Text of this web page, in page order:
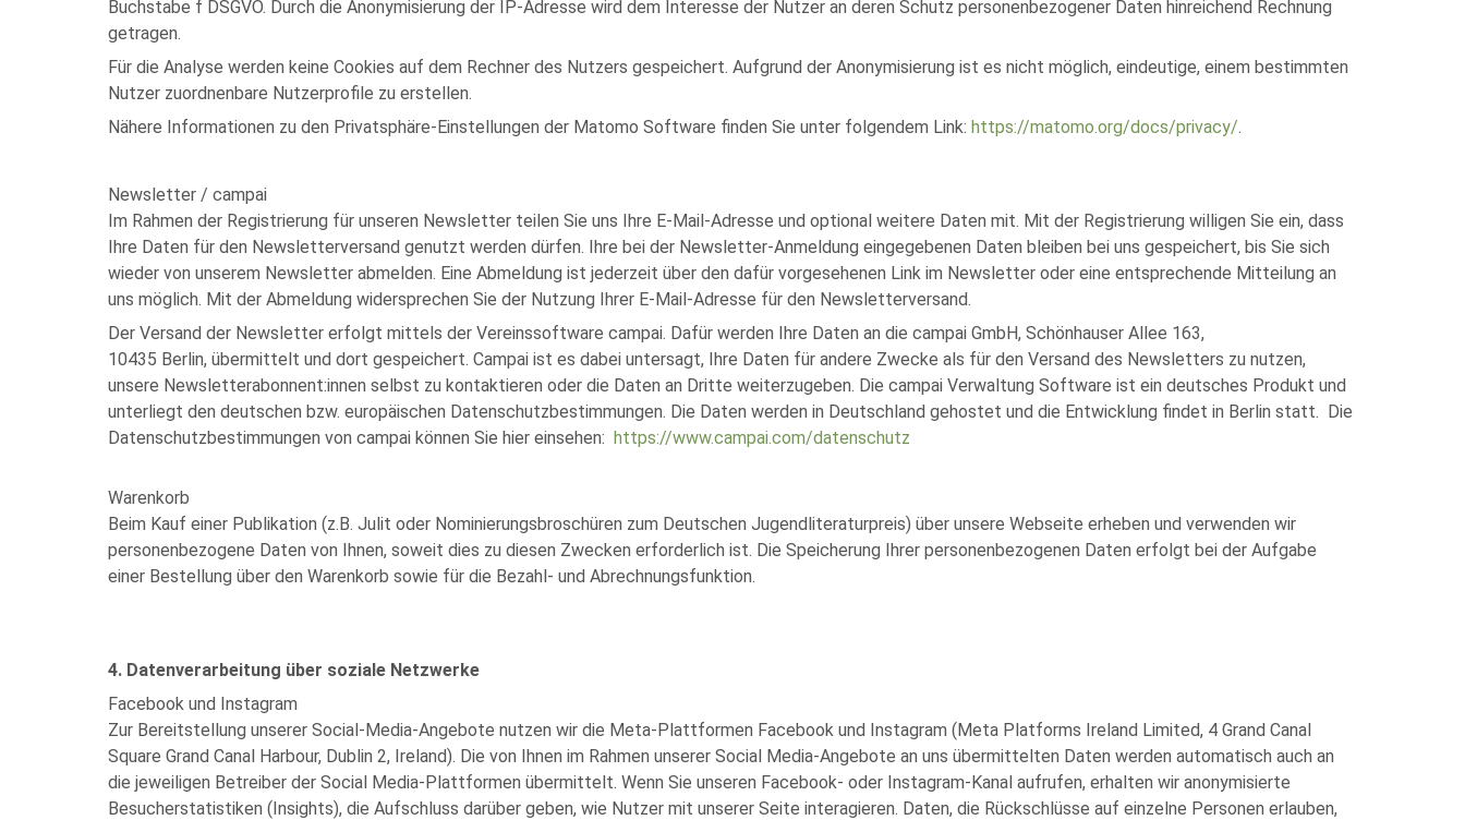
Buchstabe f DSGVO. Durch die Anonymisierung der IP-Adresse wird dem Interesse der Nutzer an deren Schutz personenbezogener Daten hinreichend Rechnung
getragen.
Für die Analyse werden keine Cookies auf dem Rechner des Nutzers gespeichert. Aufgrund der Anonymisierung ist es nicht möglich, eindeutige, einem bestimmten
Nutzer zuordnenbare Nutzerprofile zu erstellen.
Nähere Informationen zu den Privatsphäre-Einstellungen der Matomo Software finden Sie unter folgendem Link: https://matomo.org/docs/privacy/.
Newsletter / campai
Im Rahmen der Registrierung für unseren Newsletter teilen Sie uns Ihre E-Mail-Adresse und optional weitere Daten mit. Mit der Registrierung willigen Sie ein, dass
Ihre Daten für den Newsletterversand genutzt werden dürfen. Ihre bei der Newsletter-Anmeldung eingegebenen Daten bleiben bei uns gespeichert, bis Sie sich
wieder von unserem Newsletter abmelden. Eine Abmeldung ist jederzeit über den dafür vorgesehenen Link im Newsletter oder eine entsprechende Mitteilung an
uns möglich. Mit der Abmeldung widersprechen Sie der Nutzung Ihrer E-Mail-Adresse für den Newsletterversand.
Der Versand der Newsletter erfolgt mittels der Vereinssoftware campai. Dafür werden Ihre Daten an die campai GmbH, Schönhauser Allee 163,
10435 Berlin, übermittelt und dort gespeichert. Campai ist es dabei untersagt, Ihre Daten für andere Zwecke als für den Versand des Newsletters zu nutzen,
unsere Newsletterabonnent:innen selbst zu kontaktieren oder die Daten an Dritte weiterzugeben. Die campai Verwaltung Software ist ein deutsches Produkt und
unterliegt den deutschen bzw. europäischen Datenschutzbestimmungen. Die Daten werden in Deutschland gehostet und die Entwicklung findet in Berlin statt. Die
Datenschutzbestimmungen von campai können Sie hier einsehen: https://www.campai.com/datenschutz
Warenkorb
Beim Kauf einer Publikation (z.B. Julit oder Nominierungsbroschüren zum Deutschen Jugendliteraturpreis) über unsere Webseite erheben und verwenden wir
personenbezogene Daten von Ihnen, soweit dies zu diesen Zwecken erforderlich ist. Die Speicherung Ihrer personenbezogenen Daten erfolgt bei der Aufgabe
einer Bestellung über den Warenkorb sowie für die Bezahl- und Abrechnungsfunktion.
4. Datenverarbeitung über soziale Netzwerke
Facebook und Instagram
Zur Bereitstellung unserer Social-Media-Angebote nutzen wir die Meta-Plattformen Facebook und Instagram (Meta Platforms Ireland Limited, 4 Grand Canal
Square Grand Canal Harbour, Dublin 2, Ireland). Die von Ihnen im Rahmen unserer Social Media-Angebote an uns übermittelten Daten werden automatisch auch an
die jeweiligen Betreiber der Social Media-Plattformen übermittelt. Wenn Sie unseren Facebook- oder Instagram-Kanal aufrufen, erhalten wir anonymisierte
Besucherstatistiken (Insights), die Aufschluss darüber geben, wie Nutzer mit unserer Seite interagieren. Daten, die Rückschlüsse auf einzelne Personen erlauben,